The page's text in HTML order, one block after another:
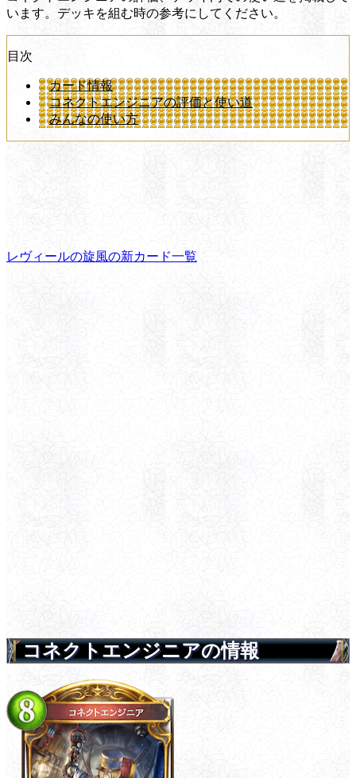
います。デッキを組む時の参考にしてください。
目次
カード情報
コネクトエンジニアの評価と使い道
みんなの使い方
レヴィールの旋風の新カード一覧
コネクトエンジニアの情報